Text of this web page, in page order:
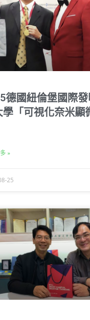
德國紐倫堡國際
學「可視化奈米顯
»
25